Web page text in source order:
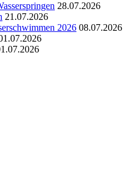
28.07.2026
21.07.2026
2026 08.07.2026